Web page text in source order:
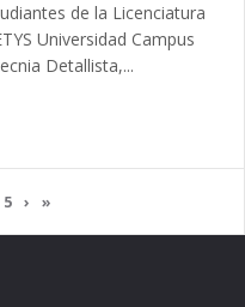
de la Licenciatura
Universidad Campus
Detallista,...
5 › »